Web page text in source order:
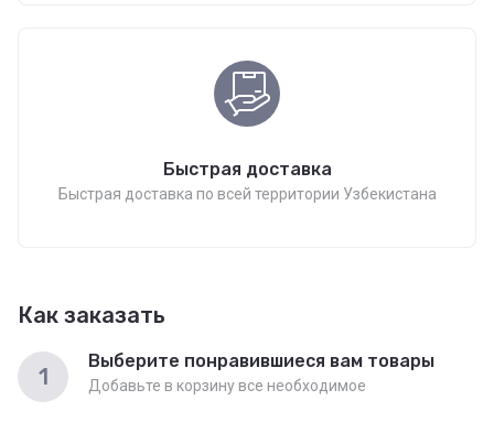
Быстрая доставка
Быстрая доставка по всей территории Узбекистана
Как заказать
1
Выберите понравившиеся вам товары
Добавьте в корзину все необходимое